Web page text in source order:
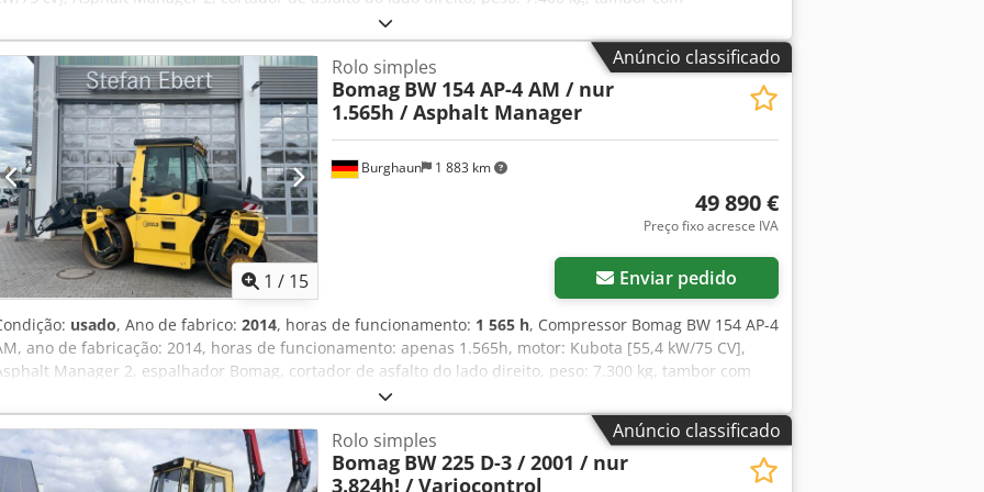
revestimento liso, em bom estado, pronto para uso imediato. Se desejar, apresentamos uma proposta de
ou financiamento. O Sr. Mihm (tel. terá todo o prazer em ajudá-lo. Mais informações podem ser
encontradas em nosso site. Salvo erros e vendas prévias! Aluguel possível. = Mais informações = Dodjzq
Am Ajck Entre em contato com Tobias Ebert para obter mais informações.
Anúncio classificado
1 / 15
Burghaun 1 883 km
Rolo simples
Bomag BW 154 AP-4 AM / nur
1.565h / Asphalt Manager
49 890 €
Preço fixo acresce IVA
Enviar pedido
usado, Ano de fabrico: 2014, horas de funcionamento: 1 565 h, Compressor Bomag BW 154 AP-4
ano de fabricação: 2014, horas de funcionamento: apenas 1.565h, motor: Kubota [55,4 kW/75 CV],
Manager 2, espalhador Bomag, cortador de asfalto do lado direito, peso: 7.300 kg, tambor com
superfície lisa, bom estado, pronto para uso imediato. Dodpfszpdh Uox Am Aock Se desejar,
uma proposta de arrendamento ou financiamento. O Sr. Mihm (tel. ) terá todo o prazer
em ajudá-lo. Mais informações podem ser encontradas no nosso site. Erros e vendas prévias reservados!
possível. = Mais informações = Contacte Tobias Ebert para obter mais informações.
Anúncio classificado
Rolo simples
Bomag BW 225 D-3 / 2001 / nur
3.824h! / Variocontrol